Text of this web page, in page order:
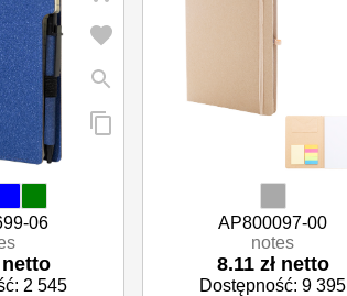
06
netto
2 545
AP800097-00
notes
8.11 zł netto
Dostępność: 9 395